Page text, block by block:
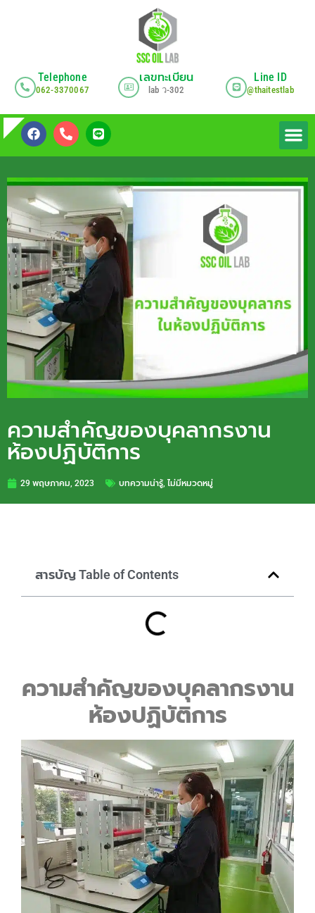
Telephone
062-3370067
เลขทะเบียน
lab ว-302
Line ID
@thaitestlab
ความสำคัญของบุคลากรงาน
ห้องปฏิบัติการ
29 พฤษภาคม, 2023 บทความน่ารู้, ไม่มีหมวดหมู่
สารบัญ Table of Contents
ความสำคัญของบุคลากรงาน
ห้องปฏิบัติการ